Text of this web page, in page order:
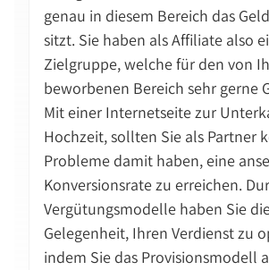
genau in diesem Bereich das
sitzt. Sie haben als Affiliate also
Zielgruppe, welche für den von
beworbenen Bereich sehr gerne
Mit einer Internetseite zur
Hochzeit, sollten Sie als Partner
Probleme damit haben, eine
Konversionsrate zu erreichen.
Vergütungsmodelle haben Sie
Gelegenheit, Ihren Verdienst zu
indem Sie das Provisionsmodell